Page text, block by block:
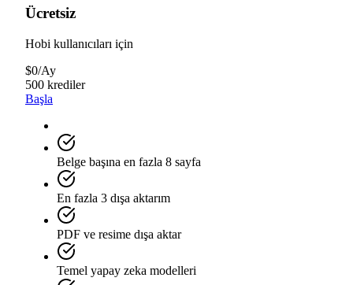
Ücretsiz
Hobi kullanıcıları için
$0/Ay
500 krediler
Başla
Belge başına en fazla 8 sayfa
En fazla 3 dışa aktarım
PDF ve resime dışa aktar
Temel yapay zeka modelleri